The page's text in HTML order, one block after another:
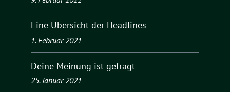
Eine Übersicht der Headlines
1. Februar 2021
Deine Meinung ist gefragt
25. Januar 2021